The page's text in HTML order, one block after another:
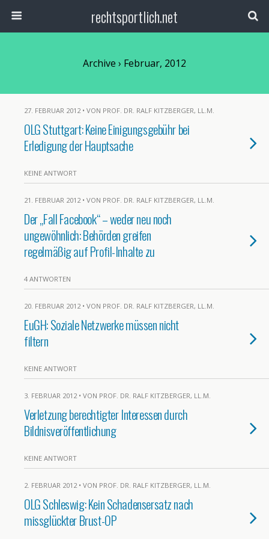
rechtsportlich.net
Archive › Februar, 2012
27. FEBRUAR 2012 • VON PROF. DR. RALF KITZBERGER, LL.M.
OLG Stuttgart: Keine Einigungsgebühr bei
Erledigung der Hauptsache
KEINE ANTWORT
21. FEBRUAR 2012 • VON PROF. DR. RALF KITZBERGER, LL.M.
Der „Fall Facebook“ – weder neu noch
ungewöhnlich: Behörden greifen
regelmäßig auf Profil-Inhalte zu
4 ANTWORTEN
20. FEBRUAR 2012 • VON PROF. DR. RALF KITZBERGER, LL.M.
EuGH: Soziale Netzwerke müssen nicht
filtern
KEINE ANTWORT
3. FEBRUAR 2012 • VON PROF. DR. RALF KITZBERGER, LL.M.
Verletzung berechtigter Interessen durch
Bildnisveröffentlichung
KEINE ANTWORT
2. FEBRUAR 2012 • VON PROF. DR. RALF KITZBERGER, LL.M.
OLG Schleswig: Kein Schadensersatz nach
missglückter Brust-OP